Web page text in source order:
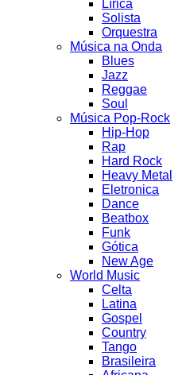
Lírica
Solista
Orquestra
Música na Onda
Blues
Jazz
Reggae
Soul
Música Pop-Rock
Hip-Hop
Rap
Hard Rock
Heavy Metal
Eletronica
Dance
Beatbox
Funk
Gótica
New Age
World Music
Celta
Latina
Gospel
Country
Tango
Brasileira